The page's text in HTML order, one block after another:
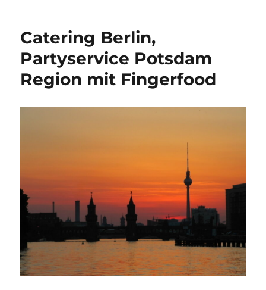
Catering Berlin,
Partyservice Potsdam
Region mit Fingerfood